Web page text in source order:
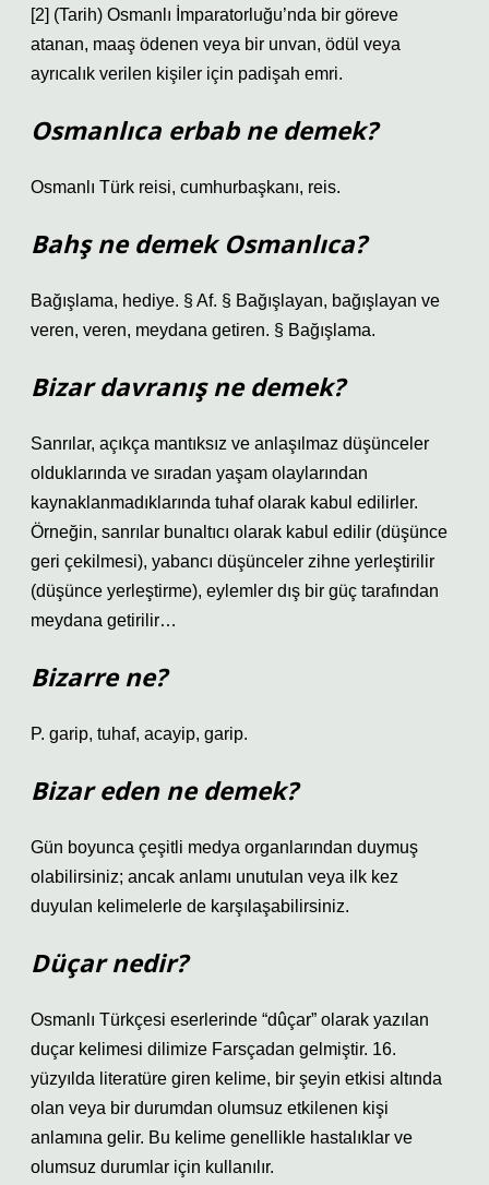
[2] (Tarih) Osmanlı İmparatorluğu’nda bir göreve
atanan, maaş ödenen veya bir unvan, ödül veya
ayrıcalık verilen kişiler için padişah emri.
Osmanlıca erbab ne demek?
Osmanlı Türk reisi, cumhurbaşkanı, reis.
Bahş ne demek Osmanlıca?
Bağışlama, hediye. § Af. § Bağışlayan, bağışlayan ve
veren, veren, meydana getiren. § Bağışlama.
Bizar davranış ne demek?
Sanrılar, açıkça mantıksız ve anlaşılmaz düşünceler
olduklarında ve sıradan yaşam olaylarından
kaynaklanmadıklarında tuhaf olarak kabul edilirler.
Örneğin, sanrılar bunaltıcı olarak kabul edilir (düşünce
geri çekilmesi), yabancı düşünceler zihne yerleştirilir
(düşünce yerleştirme), eylemler dış bir güç tarafından
meydana getirilir…
Bizarre ne?
P. garip, tuhaf, acayip, garip.
Bizar eden ne demek?
Gün boyunca çeşitli medya organlarından duymuş
olabilirsiniz; ancak anlamı unutulan veya ilk kez
duyulan kelimelerle de karşılaşabilirsiniz.
Düçar nedir?
Osmanlı Türkçesi eserlerinde “dûçar” olarak yazılan
duçar kelimesi dilimize Farsçadan gelmiştir. 16.
yüzyılda literatüre giren kelime, bir şeyin etkisi altında
olan veya bir durumdan olumsuz etkilenen kişi
anlamına gelir. Bu kelime genellikle hastalıklar ve
olumsuz durumlar için kullanılır.